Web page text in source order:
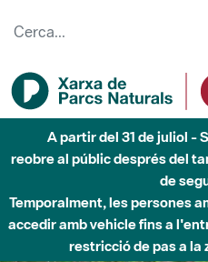
A partir del 31 de juliol -
reobre al públic després del
de
Temporalment, les persones
accedir amb vehicle fins a
restricció de pas a la